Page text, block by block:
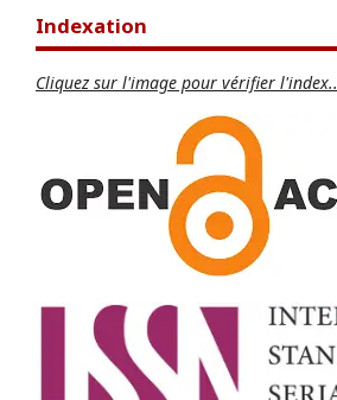
Indexation
Cliquez sur l'image pour vérifier l'index..